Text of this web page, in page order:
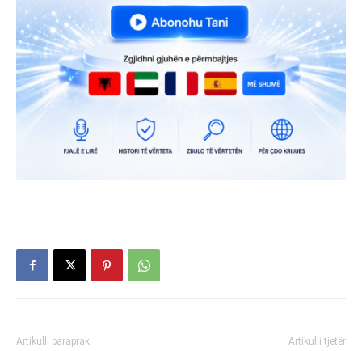
Artikulli paraprak Artikulli tjetër